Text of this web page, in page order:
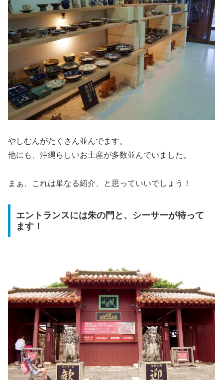
やしむんがたくさん並んでます。
他にも、沖縄らしいお土産が多数並んでいました。
まぁ、これは単なる紹介、と思っていいでしょう！
エントランスには朱の門と、シーサーが待って
ます！